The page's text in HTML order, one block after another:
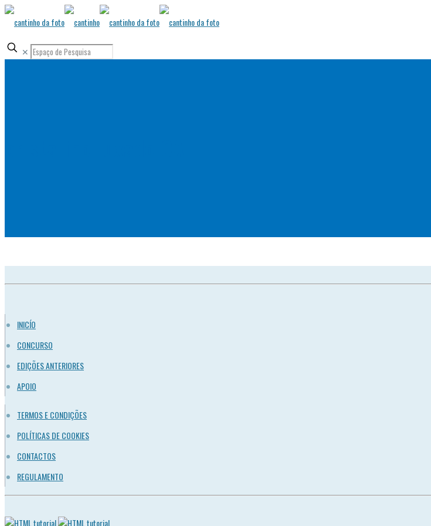
✕
INICÍO
CONCURSO
EDIÇÕES ANTERIORES
APOIO
TERMOS E CONDIÇÕES
POLÍTICAS DE COOKIES
CONTACTOS
REGULAMENTO